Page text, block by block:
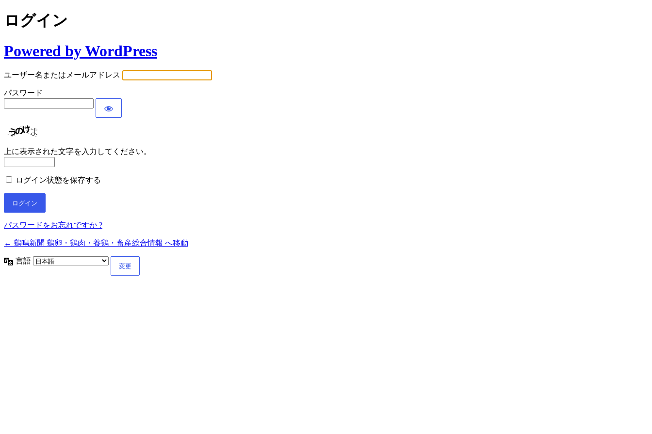
ログイン
Powered by WordPress
ユーザー名またはメールアドレス
パスワード
上に表示された文字を入力してください。
ログイン状態を保存する
パスワードをお忘れですか ?
← 鶏鳴新聞 鶏卵・鶏肉・養鶏・畜産総合情報 へ移動
言語